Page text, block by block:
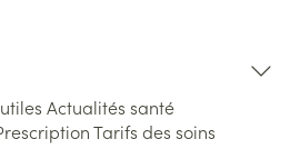
Actualités santé
Tarifs des soins